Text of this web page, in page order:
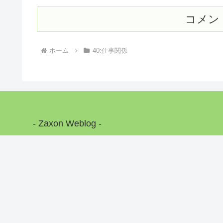
コメン
ホーム 40:仕事関係
- Zaxon Weblog -